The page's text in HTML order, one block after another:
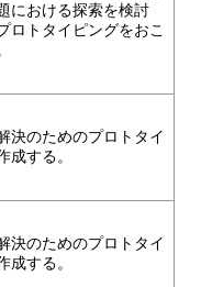
における探索を検討
ロトタイピングをおこ
決のためのプロトタイ
成する。
決のためのプロトタイ
成する。